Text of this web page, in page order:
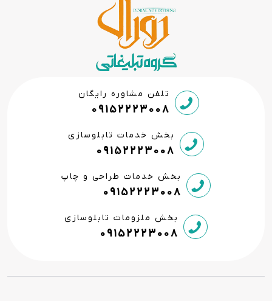
تلفن مشاوره رایگان
09152223008
بخش خدمات تابلوسازی
09152223008
بخش خدمات طراحی و چاپ
09152223008
بخش ملزومات تابلوسازی
09152223008